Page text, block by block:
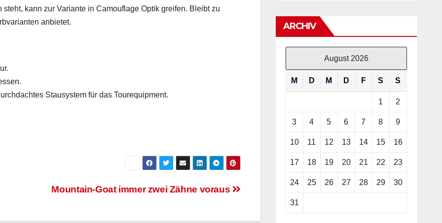
kann zur Variante in Camouflage Optik greifen. Bleibt zu
anbietet.
Stausystem für das Tourequipment.
Mountain-Goat immer zwei Zähne voraus
ARCHIV
August 2026
M D M D F S S
1 2
3 4 5 6 7 8 9
10 11 12 13 14 15 16
17 18 19 20 21 22 23
24 25 26 27 28 29 30
31